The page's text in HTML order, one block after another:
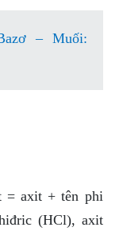
– Muối:
= axit + tên phi
(HCl), axit